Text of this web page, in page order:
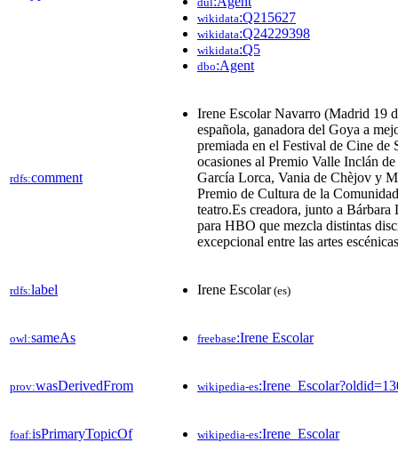
wikidata:Q215627
wikidata:Q24229398
wikidata:Q5
dbo:Agent
rdfs:comment
Irene Escolar Navarro (Madrid 19
española, ganadora del Goya a
premiada en el Festival de Cine de
ocasiones al Premio Valle Inclán
García Lorca, Vania de Chèjov y
Premio de Cultura de la
teatro.Es creadora, junto a
para HBO que mezcla distintas
excepcional entre las artes
rdfs:label Irene Escolar(es)
owl:sameAs freebase:Irene Escolar
prov:wasDerivedFrom wikipedia-es
foaf:isPrimaryTopicOf wikipedia-es:Irene_Escolar